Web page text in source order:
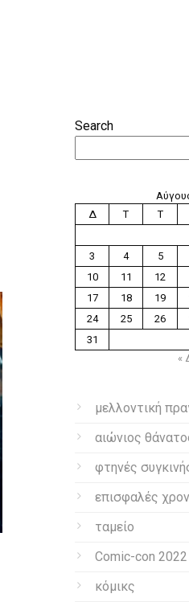
Search
Δ
Τ Τ
3
4 5
10
11 12
17
18 19
24
25 26
31
«
μελλοντική
αιώνιος
φτηνές
επισφαλές
ταμείο
Comic-con 2022
κόμικς